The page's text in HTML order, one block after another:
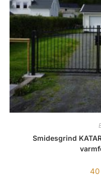
Smidesgrind
40